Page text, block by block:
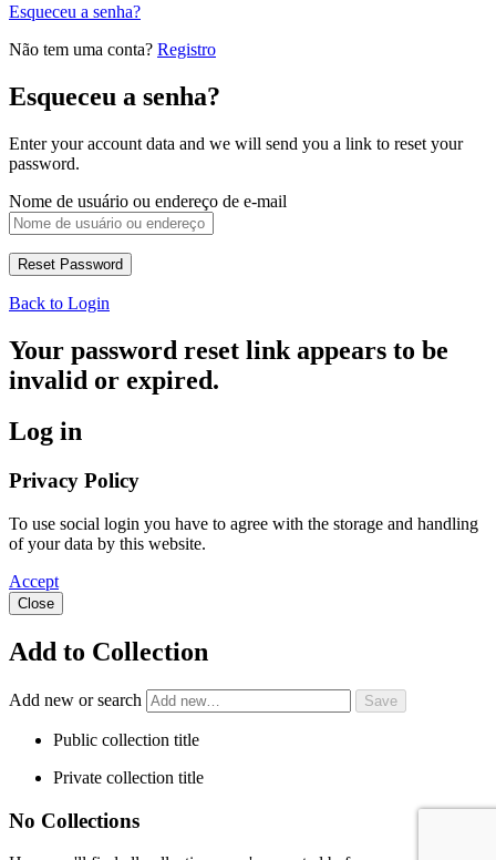
Esqueceu a senha?
Não tem uma conta? Registro
Esqueceu a senha?
Enter your account data and we will send you a link to reset your
password.
Nome de usuário ou endereço de e-mail
Back to Login
Your password reset link appears to be
invalid or expired.
Log in
Privacy Policy
To use social login you have to agree with the storage and handling
of your data by this website.
Accept
Close
Add to Collection
Add new or search
Public collection title
Private collection title
No Collections